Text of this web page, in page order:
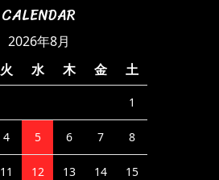
CALENDAR
2026年8月
火 水 木 金 土
1
4 5 6 7 8
11 12 13 14 15